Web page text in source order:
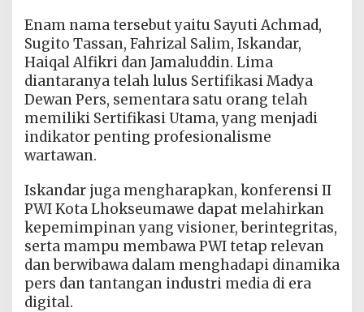
Enam nama tersebut yaitu Sayuti Achmad,
Sugito Tassan, Fahrizal Salim, Iskandar,
Haiqal Alfikri dan Jamaluddin. Lima
diantaranya telah lulus Sertifikasi Madya
Dewan Pers, sementara satu orang telah
memiliki Sertifikasi Utama, yang menjadi
indikator penting profesionalisme
wartawan.
Iskandar juga mengharapkan, konferensi II
PWI Kota Lhokseumawe dapat melahirkan
kepemimpinan yang visioner, berintegritas,
serta mampu membawa PWI tetap relevan
dan berwibawa dalam menghadapi dinamika
pers dan tantangan industri media di era
digital.